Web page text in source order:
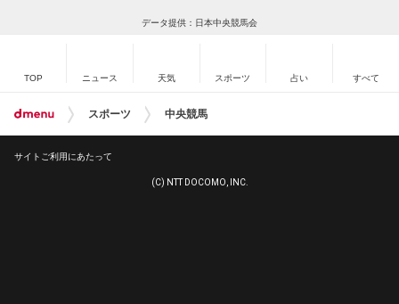
データ提供：日本中央競馬会
TOP ニュース 天気 スポーツ 占い すべて
スポーツ 中央競馬
サイトご利用にあたって
(C) NTT DOCOMO, INC.